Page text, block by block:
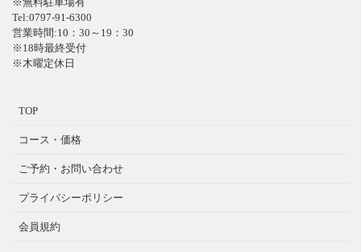
Tel:0797-91-6300
営業時間:10：30～19：30
※18時最終受付
※木曜定休日
TOP
コース・価格
ご予約・お問い合わせ
プライバシーポリシー
会員規約